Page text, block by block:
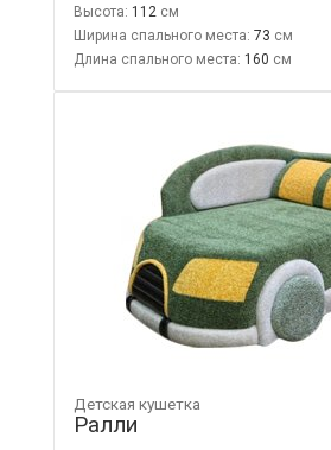
Высота: 112
Ширина спального места: 73
Длина спального места: 160
Детская кушетка
Ралли